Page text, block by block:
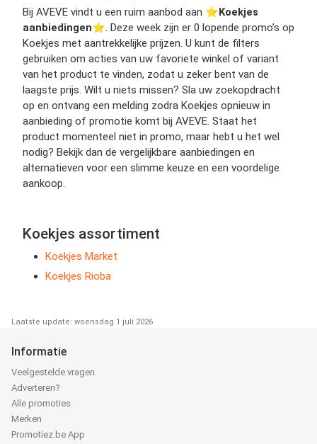
Bij AVEVE vindt u een ruim aanbod aan ⭐️Koekjes
aanbiedingen⭐️. Deze week zijn er 0 lopende promo’s op
Koekjes met aantrekkelijke prijzen. U kunt de filters
gebruiken om acties van uw favoriete winkel of variant
van het product te vinden, zodat u zeker bent van de
laagste prijs. Wilt u niets missen? Sla uw zoekopdracht
op en ontvang een melding zodra Koekjes opnieuw in
aanbieding of promotie komt bij AVEVE. Staat het
product momenteel niet in promo, maar hebt u het wel
nodig? Bekijk dan de vergelijkbare aanbiedingen en
alternatieven voor een slimme keuze en een voordelige
aankoop.
Koekjes assortiment
Koekjes Market
Koekjes Rioba
Laatste update: woensdag 1 juli 2026
Informatie
Veelgestelde vragen
Adverteren?
Alle promoties
Merken
Promotiez.be App